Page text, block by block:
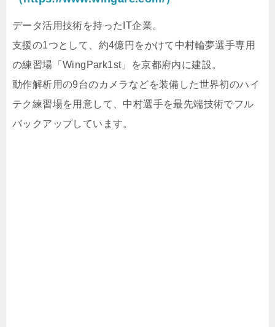
データ活用技術を持ったIT企業。
支援の1つとして、約4億円をかけて中村輪夢選手専用
の練習場「WingPark1st」を京都府内に建設。
動作解析用の9台のカメラなどを装備した世界初のハイ
テク練習場を用意して、中村選手を最先端技術でフル
バックアップしています。